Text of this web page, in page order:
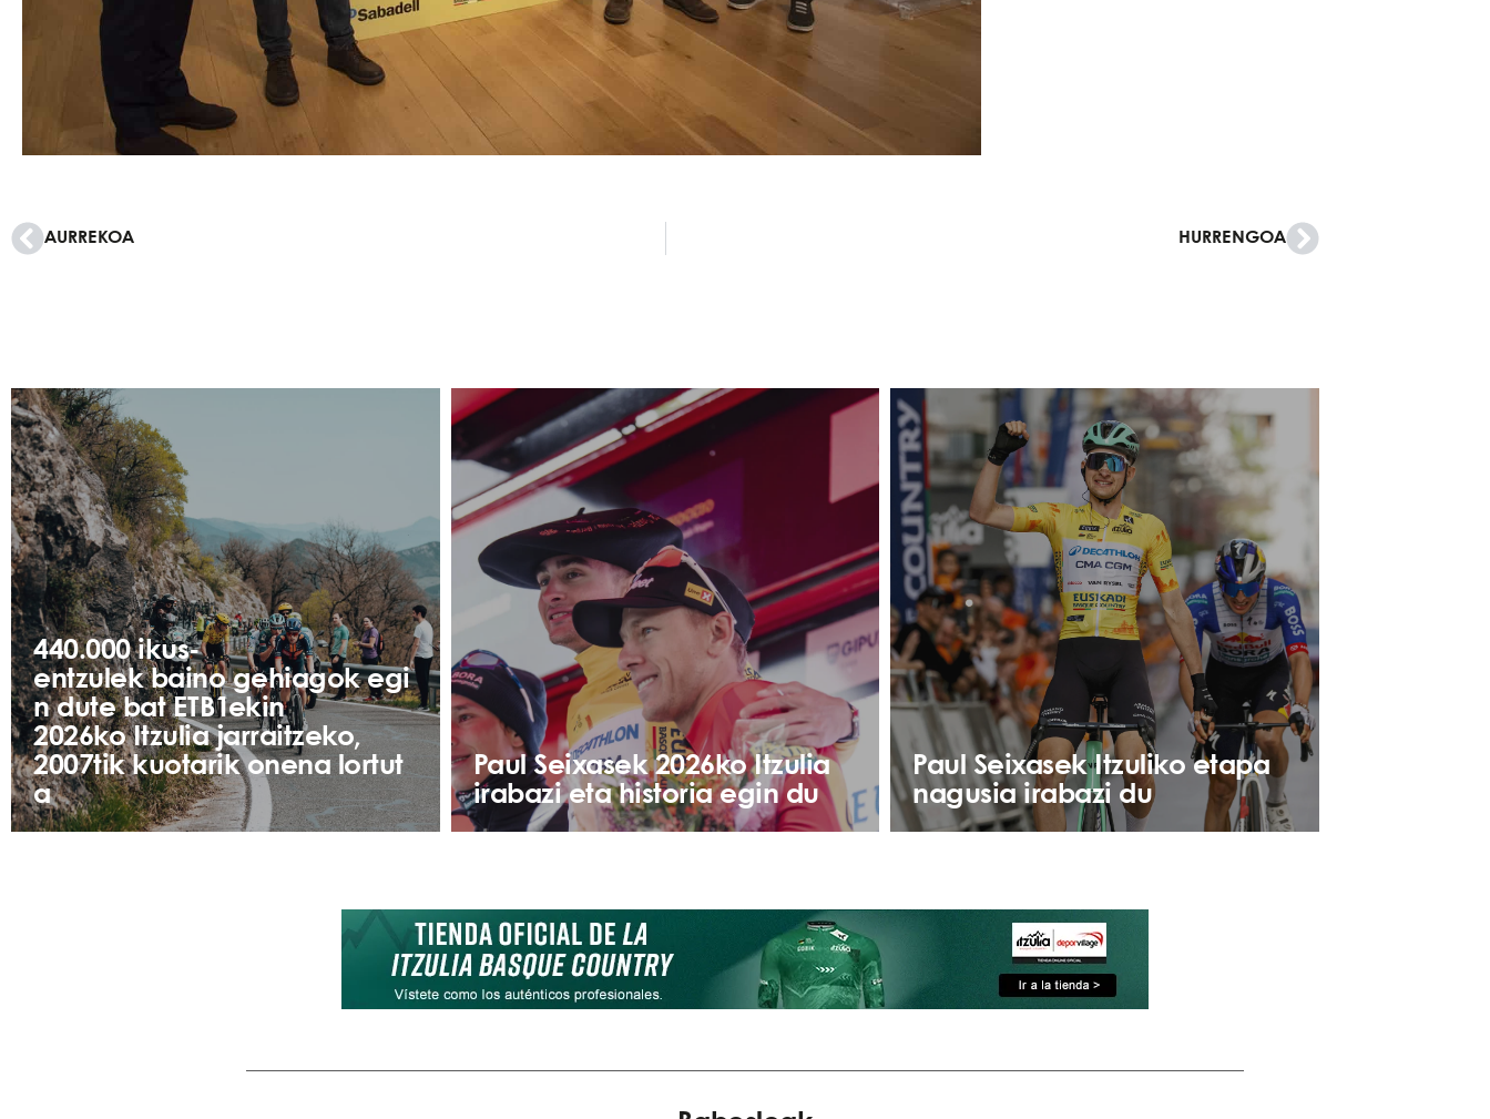
AURREKOA HURRENGOA
440.000 ikus-
entzulek baino gehiagok egi
n dute bat ETB1ekin
2026ko Itzulia jarraitzeko,
2007tik kuotarik onena lortut
a
Paul Seixasek 2026ko Itzulia
irabazi eta historia egin du
Paul Seixasek Itzuliko etapa
nagusia irabazi du